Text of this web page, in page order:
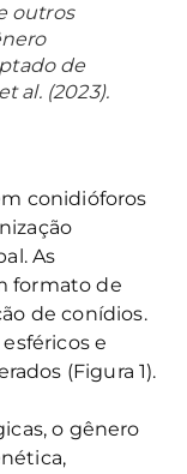
outros
de
al. (2023).
conidióforos
As
formato de
de conídios.
e
(Figura 1).
o gênero